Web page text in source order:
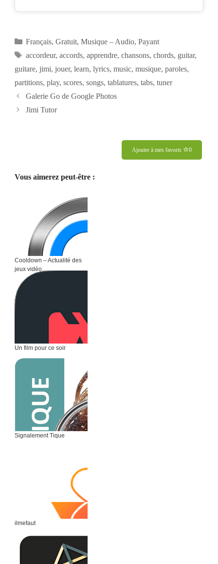
Catégories
Français, Gratuit, Musique – Audio, Payant
Étiquettes
accordeur, accords, apprendre, chansons, chords, guitar,
guitare, jimi, jouer, learn, lyrics, music, musique, paroles,
partitions, play, scores, songs, tablatures, tabs, tuner
Navigation
des
Galerie Go de Google Photos
Jimi Tutor
Ajouter à mes favoris 0
Vous aimerez peut-être :
Cooldown – Actualité des
jeux vidéo
Un film pour ce soir
Signalement Tique
ilmefaut